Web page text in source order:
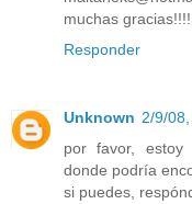
muchas gracias!!!!
Responder
Unknown 2/9/
por favor,
donde podría
si puedes,